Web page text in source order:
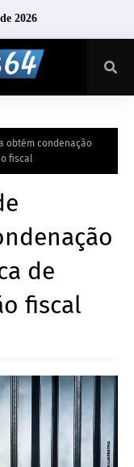
2026
obtém condenação
fiscal
de
fiscal